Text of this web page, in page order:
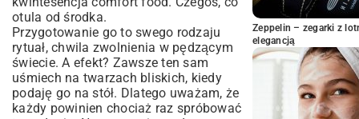
wątpię!)
Podsumowanie
otula od środka.
Przygotowanie go to swego rodzaju
rytuał, chwila zwolnienia w pędzącym
świecie. A efekt? Zawsze ten sam
uśmiech na twarzach bliskich, kiedy
podaję go na stół. Dlatego uważam, że
każdy powinien chociaż raz spróbować
Zeppelin – zegarki z
elegancją